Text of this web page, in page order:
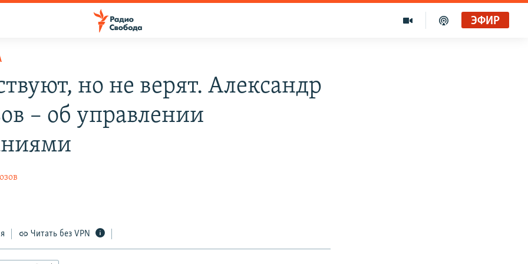
ЭФИР
но не верят. Александр
– об управлении
Читать без VPN